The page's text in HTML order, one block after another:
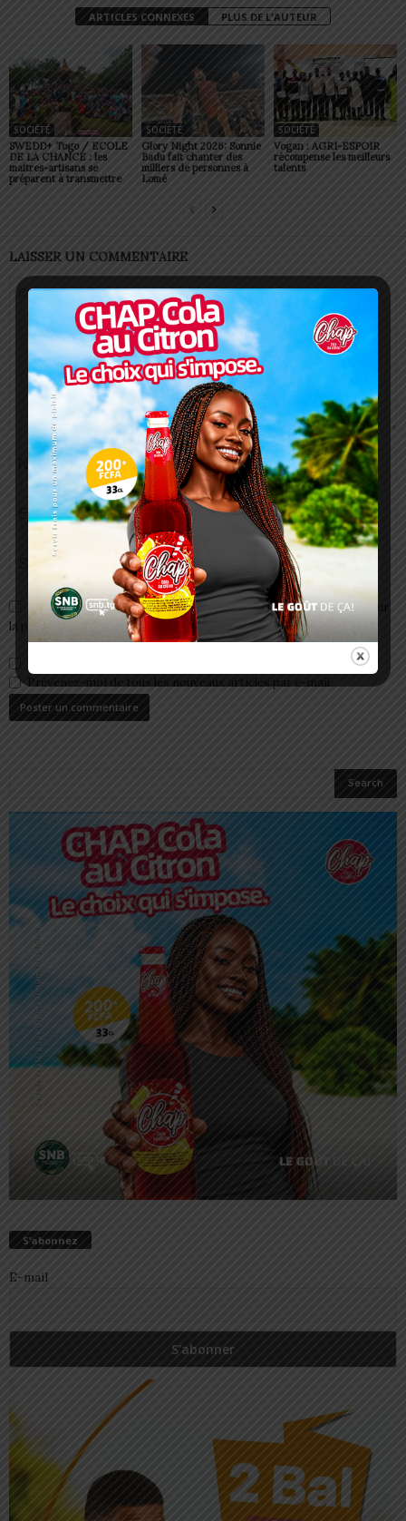
ARTICLES CONNEXES PLUS DE L'AUTEUR
SOCIÉTÉ
SWEDD+ Togo / ECOLE
DE LA CHANCE : les
maitres-artisans se
préparent à transmettre
SOCIÉTÉ
Glory Night 2026: Sonnie
Badu fait chanter des
milliers de personnes à
Lomé
SOCIÉTÉ
Vogan : AGRI-ESPOIR
récompense les meilleurs
talents
LAISSER UN COMMENTAIRE
Enregistrer mon nom, email et site web dans ce navigateur pour
la prochaine fois que je commenterai.
Prévenez-moi de tous les nouveaux commentaires par e-mail.
Prévenez-moi de tous les nouveaux articles par e-mail.
S’abonnez
E-mail